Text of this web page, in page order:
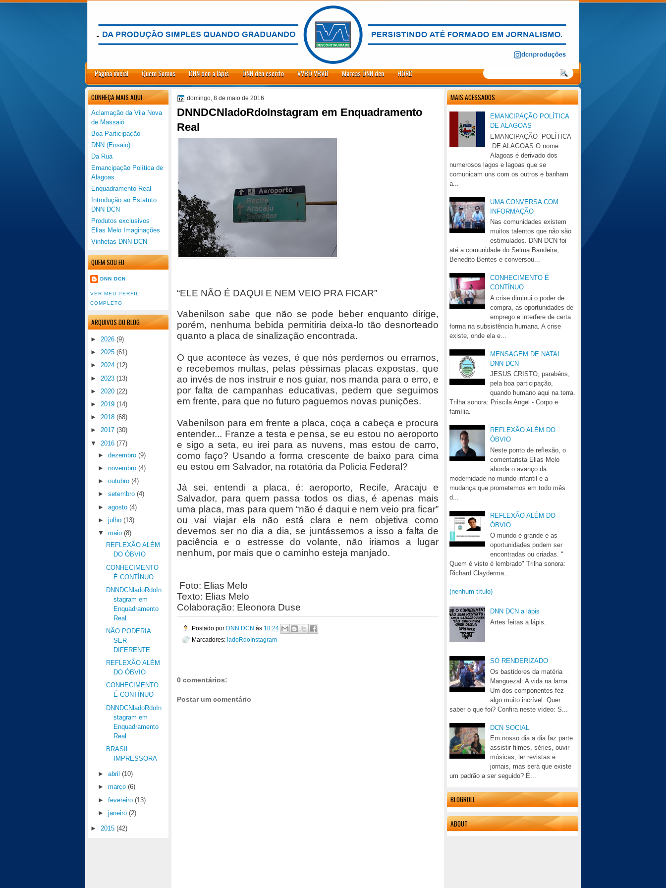
.
Página inicial Quem Somos DNN dcn a lápis DNN dcn escrito VVBD VBVD Marcas DNN dcn HORD
MAIS ACESSADOS
EMANCIPAÇÃO POLÍTICA
DE ALAGOAS
EMANCIPAÇÃO POLÍTICA
DE ALAGOAS O nome
Alagoas é derivado dos
numerosos lagos e lagoas que se
comunicam uns com os outros e banham
a...
UMA CONVERSA COM
INFORMAÇÃO
Nas comunidades existem
muitos talentos que não são
estimulados. DNN DCN foi
até a comunidade do Selma Bandeira,
Benedito Bentes e conversou...
CONHECIMENTO É
CONTÍNUO
A crise diminui o poder de
compra, as oportunidades de
emprego e interfere de certa
forma na subsistência humana. A crise
existe, onde ela e...
MENSAGEM DE NATAL
DNN DCN
JESUS CRISTO, parabéns,
pela boa participação,
quando humano aqui na terra.
Trilha sonora: Priscila Angel - Corpo e
família.
REFLEXÃO ALÉM DO
ÓBVIO
Neste ponto de reflexão, o
comentarista Elias Melo
aborda o avanço da
modernidade no mundo infantil e a
mudança que prometemos em todo mês
d...
REFLEXÃO ALÉM DO
ÓBVIO
O mundo é grande e as
oportunidades podem ser
encontradas ou criadas. "
Quem é visto é lembrado" Trilha sonora:
Richard Clayderma...
(nenhum título)
DNN DCN a lápis
Artes feitas a lápis.
SÓ RENDERIZADO
Os bastidores da matéria
Manguezal: A vida na lama.
Um dos componentes fez
algo muito incrível. Quer
saber o que foi? Confira neste vídeo: S...
DCN SOCIAL
Em nosso dia a dia faz parte
assistir filmes, séries, ouvir
músicas, ler revistas e
jornais, mas será que existe
um padrão a ser seguido? É...
BLOGROLL
ABOUT
domingo, 8 de maio de 2016
DNNDCNladoRdoInstagram em Enquadramento
Real
“ELE NÃO É DAQUI E NEM VEIO PRA FICAR”
Vabenilson sabe que não se pode beber enquanto dirige,
porém, nenhuma bebida permitiria deixa-lo tão desnorteado
quanto a placa de sinalização encontrada.
O que acontece às vezes, é que nós perdemos ou erramos,
e recebemos multas, pelas péssimas placas expostas, que
ao invés de nos instruir e nos guiar, nos manda para o erro, e
por falta de campanhas educativas, pedem que seguimos
em frente, para que no futuro paguemos novas punições.
Vabenilson para em frente a placa, coça a cabeça e procura
entender... Franze a testa e pensa, se eu estou no aeroporto
e sigo a seta, eu irei para as nuvens, mas estou de carro,
como faço? Usando a forma crescente de baixo para cima
eu estou em Salvador, na rotatória da Policia Federal?
Já sei, entendi a placa, é: aeroporto, Recife, Aracaju e
Salvador, para quem passa todos os dias, é apenas mais
uma placa, mas para quem “não é daqui e nem veio pra ficar”
ou vai viajar ela não está clara e nem objetiva como
devemos ser no dia a dia, se juntássemos a isso a falta de
paciência e o estresse do volante, não iriamos a lugar
nenhum, por mais que o caminho esteja manjado.
Foto: Elias Melo
Texto: Elias Melo
Colaboração: Eleonora Duse
Postado por DNN DCN às 18:24
Marcadores: ladoRdoInstagram
0 comentários:
Postar um comentário
CONHEÇA MAIS AQUI
Aclamação da Vila Nova
de Massaió
Boa Participação
DNN (Ensaio)
Da Rua
Emancipação Política de
Alagoas
Enquadramento Real
Introdução ao Estatuto
DNN DCN
Produtos exclusivos
Elias Melo Imaginações
Vinhetas DNN DCN
QUEM SOU EU
DNN DCN
VER MEU PERFIL
COMPLETO
ARQUIVOS DO BLOG
► 2026 (9)
► 2025 (61)
► 2024 (12)
► 2023 (13)
► 2020 (22)
► 2019 (14)
► 2018 (68)
► 2017 (30)
▼
2016 (77)
►dezembro (9)
►novembro (4)
►outubro (4)
►setembro (4)
►agosto (4)
►julho (13)
▼
maio (8)
REFLEXÃO ALÉM
DO ÓBVIO
CONHECIMENTO
É CONTÍNUO
DNNDCNladoRdoIn
stagram em
Enquadramento
Real
NÃO PODERIA
SER
DIFERENTE
REFLEXÃO ALÉM
DO ÓBVIO
CONHECIMENTO
É CONTÍNUO
DNNDCNladoRdoIn
stagram em
Enquadramento
Real
BRASIL
IMPRESSORA
►abril (10)
►março (6)
►fevereiro (13)
►janeiro (2)
► 2015 (42)